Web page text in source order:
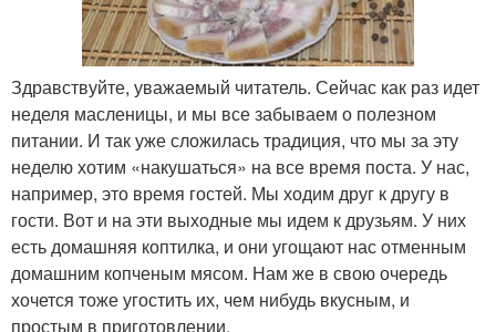
Здравствуйте, уважаемый читатель. Сейчас как раз идет
неделя масленицы, и мы все забываем о полезном
питании. И так уже сложилась традиция, что мы за эту
неделю хотим «накушаться» на все время поста. У нас,
например, это время гостей. Мы ходим друг к другу в
гости. Вот и на эти выходные мы идем к друзьям. У них
есть домашняя коптилка, и они угощают нас отменным
домашним копченым мясом. Нам же в свою очередь
хочется тоже угостить их, чем нибудь вкусным, и
простым в приготовлении.